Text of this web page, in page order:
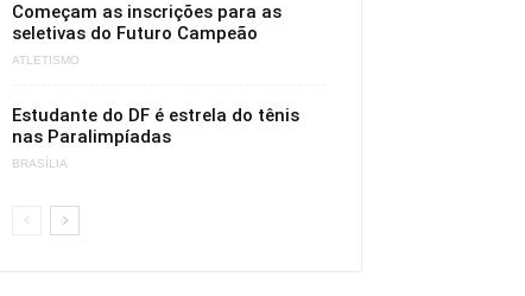
Começam as inscrições para as
seletivas do Futuro Campeão
ATLETISMO
Estudante do DF é estrela do tênis
nas Paralimpíadas
BRASÍLIA